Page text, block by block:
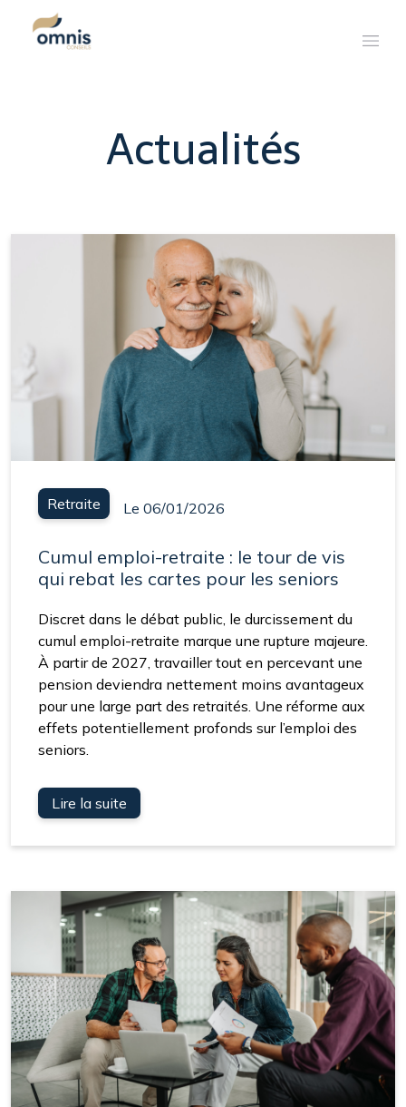
Actualités
Retraite Le 06/01/2026
Cumul emploi-retraite : le tour de vis
qui rebat les cartes pour les seniors
Discret dans le débat public, le durcissement du
cumul emploi-retraite marque une rupture majeure.
À partir de 2027, travailler tout en percevant une
pension deviendra nettement moins avantageux
pour une large part des retraités. Une réforme aux
effets potentiellement profonds sur l’emploi des
seniors.
Lire la suite